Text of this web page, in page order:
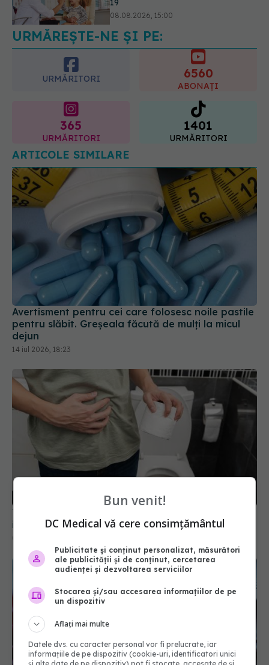
08.08.2026, 18:00
URMĂREȘTE-NE ȘI PE:
URMĂRITORI 6560
ABONAȚI
365
URMĂRITORI
1401
URMĂRITORI
ARTICOLE SIMILARE
Avertisment pentru cei care folosesc noile pastile
pentru slăbit. Greșeala făcută de mulți la micul
dejun
14 iul 2026, 18:23
Tratamentele comune pentru sindromul de
intestin iritabil cresc riscul de deces
09 apr 2026, 18:38
Bun venit!
DC Medical vă cere consimțământul
Publicitate și conținut personalizat, măsurători
ale publicității și de conținut, cercetarea
audienței și dezvoltarea serviciilor
Stocarea și/sau accesarea informațiilor de pe
un dispozitiv
Aflați mai multe
Datele dvs. cu caracter personal vor fi prelucrate, iar
informațiile de pe dispozitiv (cookie-uri, identificatori unici